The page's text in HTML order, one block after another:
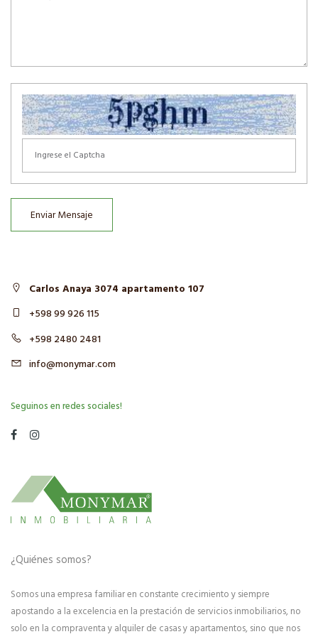
Enviar Mensaje
Carlos Anaya 3074 apartamento 107
+598 99 926 115
+598 2480 2481
info@monymar.com
Seguinos en redes sociales!
¿Quiénes somos?
Somos una empresa familiar en constante crecimiento y siempre
apostando a la excelencia en la prestación de servicios inmobiliarios, no
solo en la compraventa y alquiler de casas y apartamentos, sino que nos